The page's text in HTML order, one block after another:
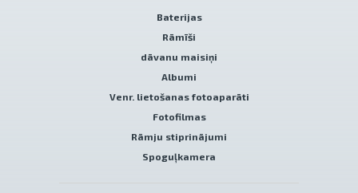
Baterijas
Rāmīši
dāvanu maisiņi
Albumi
Venr. lietošanas fotoaparāti
Fotofilmas
Rāmju stiprinājumi
Spoguļkamera